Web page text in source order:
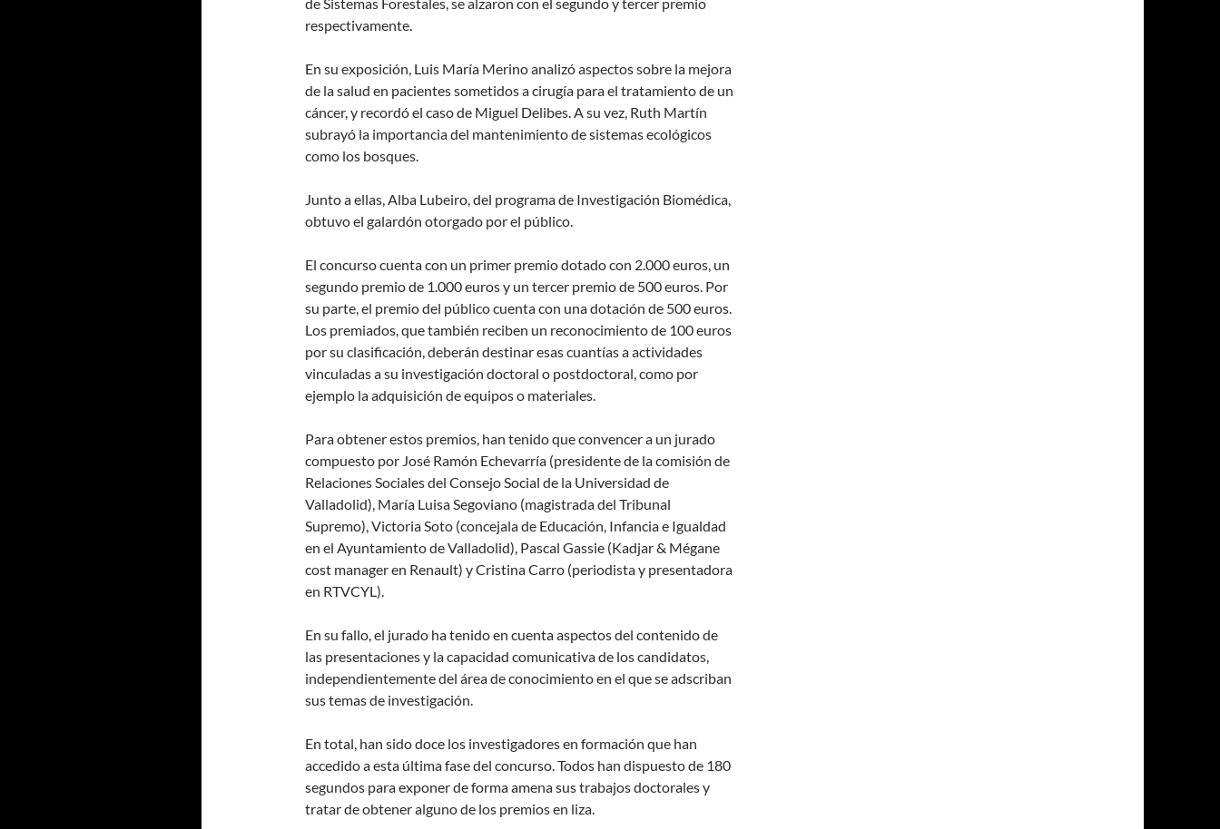
respectivamente.
En su exposición, Luis María Merino analizó aspectos sobre la mejora
de la salud en pacientes sometidos a cirugía para el tratamiento de un
cáncer, y recordó el caso de Miguel Delibes. A su vez, Ruth Martín
subrayó la importancia del mantenimiento de sistemas ecológicos
como los bosques.
Junto a ellas, Alba Lubeiro, del programa de Investigación Biomédica,
obtuvo el galardón otorgado por el público.
El concurso cuenta con un primer premio dotado con 2.000 euros, un
segundo premio de 1.000 euros y un tercer premio de 500 euros. Por
su parte, el premio del público cuenta con una dotación de 500 euros.
Los premiados, que también reciben un reconocimiento de 100 euros
por su clasificación, deberán destinar esas cuantías a actividades
vinculadas a su investigación doctoral o postdoctoral, como por
ejemplo la adquisición de equipos o materiales.
Para obtener estos premios, han tenido que convencer a un jurado
compuesto por José Ramón Echevarría (presidente de la comisión de
Relaciones Sociales del Consejo Social de la Universidad de
Valladolid), María Luisa Segoviano (magistrada del Tribunal
Supremo), Victoria Soto (concejala de Educación, Infancia e Igualdad
en el Ayuntamiento de Valladolid), Pascal Gassie (Kadjar & Mégane
cost manager en Renault) y Cristina Carro (periodista y presentadora
en RTVCYL).
En su fallo, el jurado ha tenido en cuenta aspectos del contenido de
las presentaciones y la capacidad comunicativa de los candidatos,
independientemente del área de conocimiento en el que se adscriban
sus temas de investigación.
En total, han sido doce los investigadores en formación que han
accedido a esta última fase del concurso. Todos han dispuesto de 180
segundos para exponer de forma amena sus trabajos doctorales y
tratar de obtener alguno de los premios en liza.